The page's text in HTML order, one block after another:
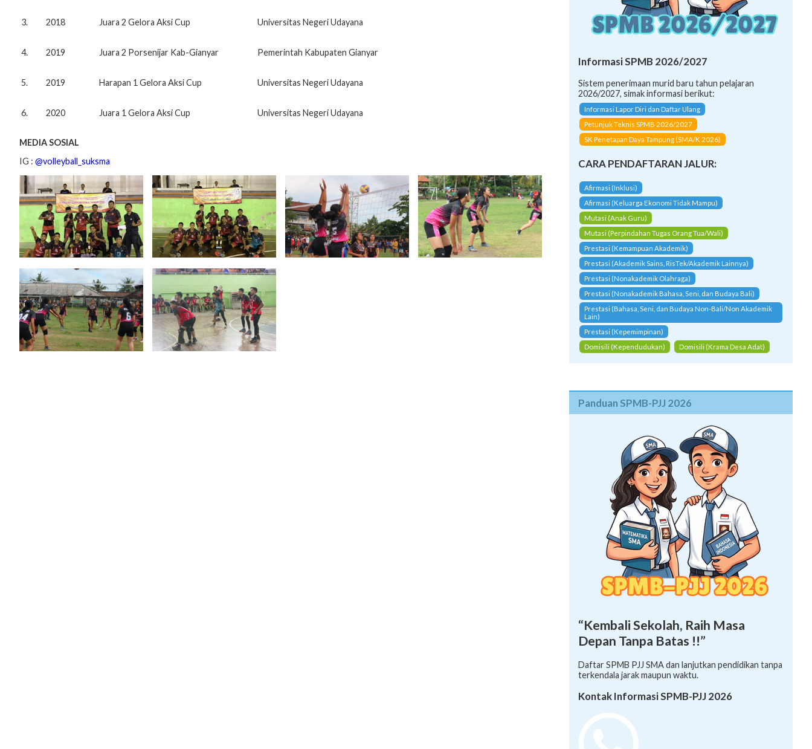
3. 2018 Juara 2 Gelora Aksi Cup Universitas Negeri Udayana
4. 2019 Juara 2 Porsenijar Kab-Gianyar Pemerintah Kabupaten Gianyar
5. 2019 Harapan 1 Gelora Aksi Cup Universitas Negeri Udayana
6. 2020 Juara 1 Gelora Aksi Cup Universitas Negeri Udayana
MEDIA SOSIAL
IG : @volleyball_suksma
Informasi SPMB 2026/2027
Sistem penerimaan murid baru tahun pelajaran
2026/2027, simak informasi berikut:
Informasi Lapor Diri dan Daftar Ulang
Petunjuk Teknis SPMB 2026/2027
SK Penetapan Daya Tampung (SMA/K 2026)
CARA PENDAFTARAN JALUR:
Afirmasi (Inklusi)
Afirmasi (Keluarga Ekonomi Tidak Mampu)
Mutasi (Anak Guru)
Mutasi (Perpindahan Tugas Orang Tua/Wali)
Prestasi (Kemampuan Akademik)
Prestasi (Akademik Sains, RisTek/Akademik Lainnya)
Prestasi (Nonakademik Olahraga)
Prestasi (Nonakademik Bahasa, Seni, dan Budaya Bali)
Prestasi (Bahasa, Seni, dan Budaya Non-Bali/Non Akademik
Lain)
Prestasi (Kepemimpinan)
Domisili (Kependudukan)
Domisili (Krama Desa Adat)
Panduan SPMB-PJJ 2026
“Kembali Sekolah, Raih Masa
Depan Tanpa Batas !!”
Daftar SPMB PJJ SMA dan lanjutkan pendidikan tanpa
terkendala jarak maupun waktu.
Kontak Informasi SPMB-PJJ 2026